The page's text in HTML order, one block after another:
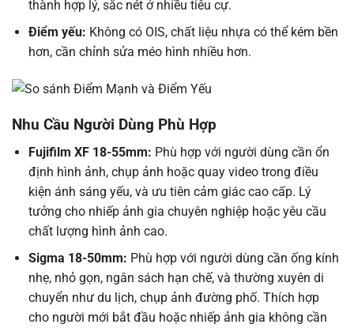
thành hợp lý, sắc nét ở nhiều tiêu cự.
Điểm yếu: Không có OIS, chất liệu nhựa có thể kém bền
hơn, cần chỉnh sửa méo hình nhiều hơn.
Nhu Cầu Người Dùng Phù Hợp
Fujifilm XF 18-55mm: Phù hợp với người dùng cần ổn
định hình ảnh, chụp ảnh hoặc quay video trong điều
kiện ánh sáng yếu, và ưu tiên cảm giác cao cấp. Lý
tưởng cho nhiếp ảnh gia chuyên nghiệp hoặc yêu cầu
chất lượng hình ảnh cao.
Sigma 18-50mm: Phù hợp với người dùng cần ống kính
nhẹ, nhỏ gọn, ngân sách hạn chế, và thường xuyên di
chuyển như du lịch, chụp ảnh đường phố. Thích hợp
cho người mới bắt đầu hoặc nhiếp ảnh gia không cần